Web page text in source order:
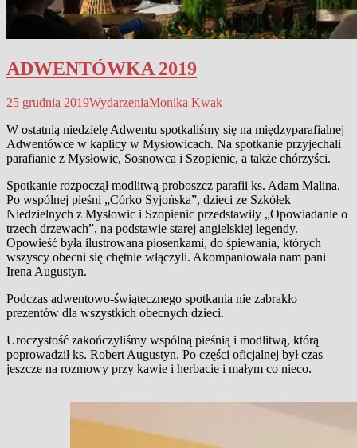
ADWENTÓWKA 2019
25 grudnia 2019WydarzeniaMonika Kwak
W ostatnią niedzielę Adwentu spotkaliśmy się na międzyparafialnej
Adwentówce w kaplicy w Mysłowicach. Na spotkanie przyjechali
parafianie z Mysłowic, Sosnowca i Szopienic, a także chórzyści.
Spotkanie rozpoczął modlitwą proboszcz parafii ks. Adam Malina.
Po wspólnej pieśni „Córko Syjońska”, dzieci ze Szkółek
Niedzielnych z Mysłowic i Szopienic przedstawiły „Opowiadanie o
trzech drzewach”, na podstawie starej angielskiej legendy.
Opowieść była ilustrowana piosenkami, do śpiewania, których
wszyscy obecni się chętnie włączyli. Akompaniowała nam pani
Irena Augustyn.
Podczas adwentowo-świątecznego spotkania nie zabrakło
prezentów dla wszystkich obecnych dzieci.
Uroczystość zakończyliśmy wspólną pieśnią i modlitwą, którą
poprowadził ks. Robert Augustyn. Po części oficjalnej był czas
jeszcze na rozmowy przy kawie i herbacie i małym co nieco.